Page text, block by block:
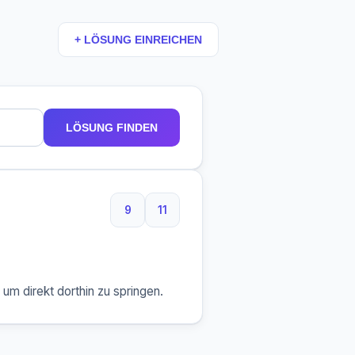
+ LÖSUNG EINREICHEN
LÖSUNG FINDEN
9
9 Buchstaben
11
11 Buchstaben
direkt dorthin zu springen.